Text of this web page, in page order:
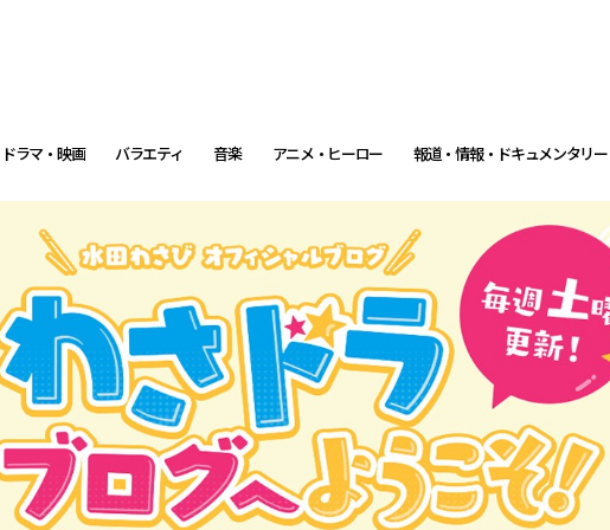
ドラマ・映画 バラエティ 音楽 アニメ・ヒーロー 報道・情報・ドキュメンタリー